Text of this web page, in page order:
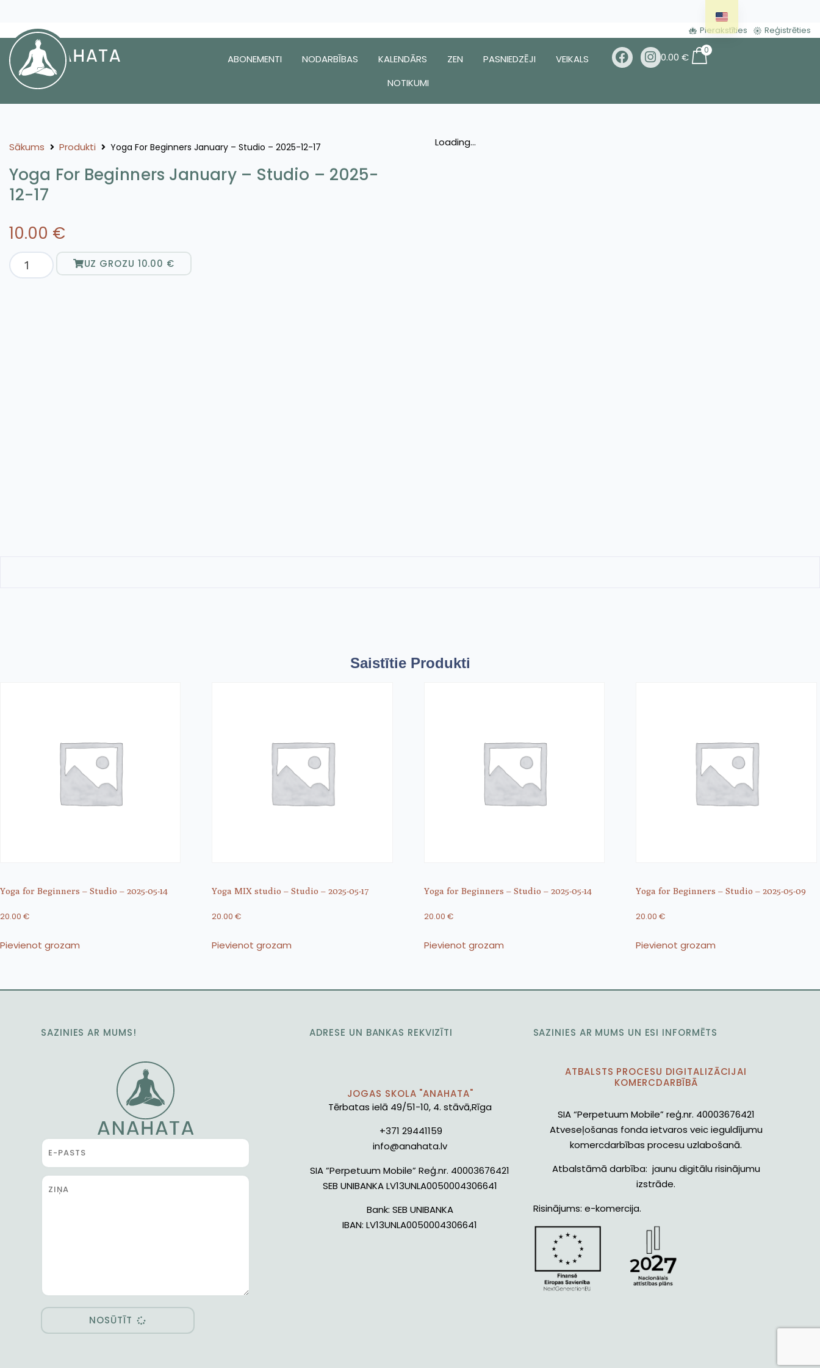
Pierakstīties Reģistrēties
ABONEMENTI NODARBĪBAS KALENDĀRS ZEN PASNIEDZĒJI
VEIKALS
NOTIKUMI
0.00€
0
Sākums Produkti Yoga For Beginners January – Studio – 2025-12-17
Yoga For Beginners January – Studio – 2025-
12-17
10.00 €
UZ GROZU 10.00 €
Loading...
Saistītie Produkti
Yoga for Beginners – Studio – 2025-05-14
20.00 €
Pievienot grozam
Yoga MIX studio – Studio – 2025-05-17
20.00€
Pievienot grozam
Yoga for Beginners – Studio – 2025-05-14
20.00 €
Pievienot grozam
Yoga for Beginners – Studio – 2025-05-09
20.00€
Pievienot grozam
SAZINIES AR MUMS!
NOSŪTĪT
ADRESE UN BANKAS REKVIZĪTI
JOGAS SKOLA "ANAHATA"
Tērbatas ielā 49/51-10, 4. stāvā,Rīga
+371 29441159
info@anahata.lv
SIA ”Perpetuum Mobile” Reģ.nr. 40003676421
SEB UNIBANKA LV13UNLA0050004306641
Bank: SEB UNIBANKA
IBAN: LV13UNLA0050004306641
SAZINIES AR MUMS UN ESI INFORMĒTS
ATBALSTS PROCESU DIGITALIZĀCIJAI
KOMERCDARBĪBĀ
SIA “Perpetuum Mobile” reģ.nr. 40003676421
Atveseļošanas fonda ietvaros veic ieguldījumu
komercdarbības procesu uzlabošanā.
Atbalstāmā darbība: jaunu digitālu risinājumu
izstrāde.
Risinājums: e-komercija.